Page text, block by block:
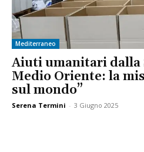
Mediterraneo
Aiuti umanitari dalla
Medio Oriente: la
sul mondo”
Serena Termini - 3 Giugno 2025